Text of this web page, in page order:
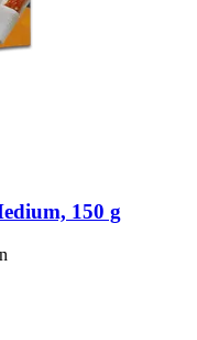
150 g